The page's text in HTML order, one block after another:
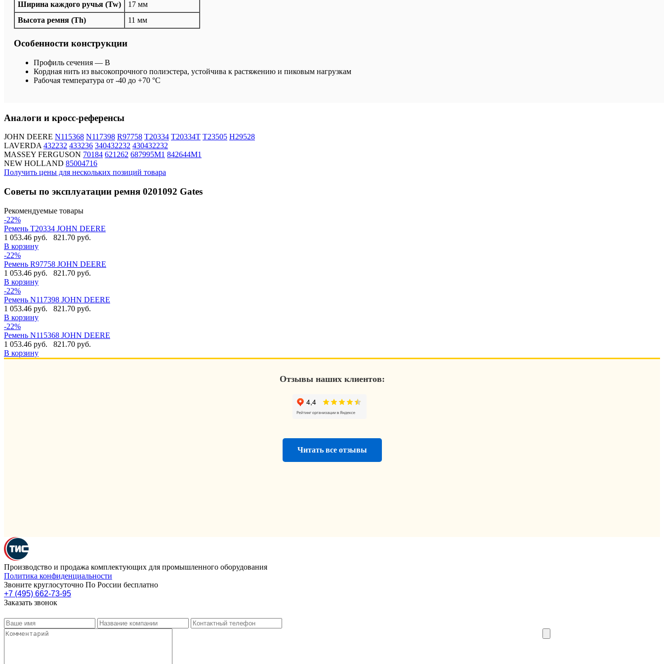
Ширина каждого ручья (Tw)
17 мм
Высота ремня (Th)
11 мм
Особенности конструкции
Профиль сечения — B
Кордная нить из высокопрочного полиэстера, устойчива к растяжению и пиковым нагрузкам
Рабочая температура от -40 до +70 °C
Аналоги и кросс-референсы
JOHN DEERE N115368 N117398 R97758 T20334 T20334T T23505 H29528
LAVERDA 432232 433236 340432232 430432232
MASSEY FERGUSON 70184 621262 687995M1 842644M1
NEW HOLLAND 85004716
Получить цены для нескольких позиций товара
Советы по эксплуатации ремня 0201092 Gates
Рекомендуемые товары
-22%
Ремень T20334 JOHN DEERE
1 053.46 руб.
821.70 руб.
В корзину
-22%
Ремень R97758 JOHN DEERE
1 053.46 руб.
821.70 руб.
В корзину
-22%
Ремень N117398 JOHN DEERE
1 053.46 руб.
821.70 руб.
В корзину
-22%
Ремень N115368 JOHN DEERE
1 053.46 руб.
821.70 руб.
В корзину
Отзывы наших клиентов:
Читать все отзывы
Производство и продажа комплектующих для промышленного оборудования
Политика конфиденциальности
Звоните круглосуточно По России бесплатно
+7 (495) 662-73-95
Заказать звонок